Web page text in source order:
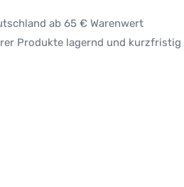
ab 65 € Warenwert
Produkte lagernd und